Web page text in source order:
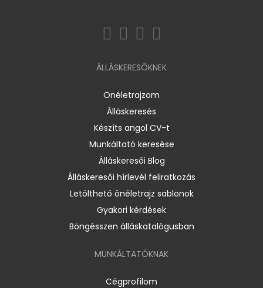
ÁLLÁSKERESŐKNEK
Önéletrajzom
Álláskeresés
Készíts angol CV-t
Munkáltató keresése
Álláskeresői Blog
Álláskeresői hírlevél feliratkozás
Letölthető önéletrajz sablonok
Gyakori kérdések
Böngésszen álláskatalógusban
MUNKÁLTATÓKNAK
Cégprofilom